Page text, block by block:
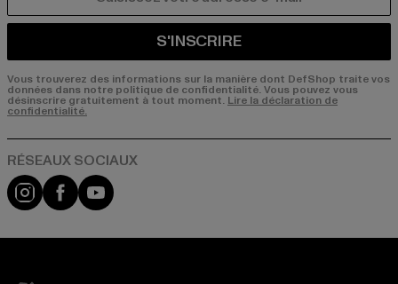
S'INSCRIRE
Vous trouverez des informations sur la manière dont DefShop traite vos
données dans notre politique de confidentialité. Vous pouvez vous
désinscrire gratuitement à tout moment. Lire la déclaration de
confidentialité.
Visit our Instagram page:
Visit our Facebook page:
Visit our YouTube channel: